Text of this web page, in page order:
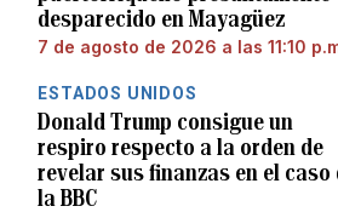
desparecido en Mayagüez
7 de agosto de 2026 a las 11:10
ESTADOS UNIDOS
Donald Trump consigue un
respiro respecto a la orden de
revelar sus finanzas en el caso
la BBC